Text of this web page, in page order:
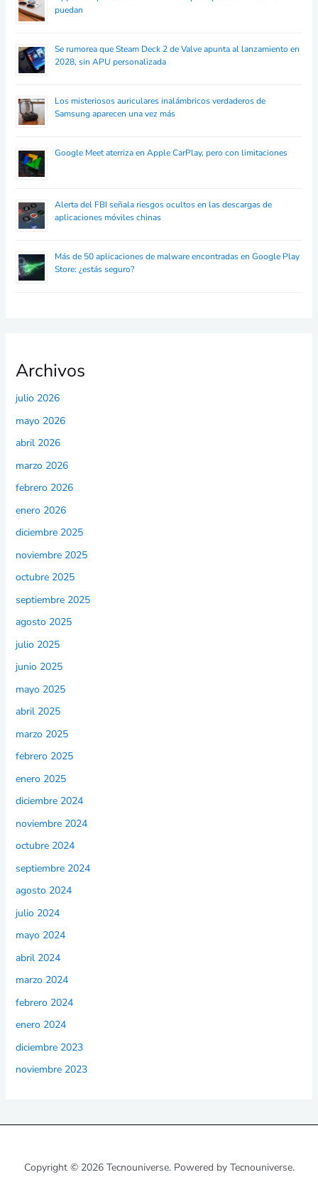
puedan
Se rumorea que Steam Deck 2 de Valve apunta al lanzamiento en
2028, sin APU personalizada
Los misteriosos auriculares inalámbricos verdaderos de
Samsung aparecen una vez más
Google Meet aterriza en Apple CarPlay, pero con limitaciones
Alerta del FBI señala riesgos ocultos en las descargas de
aplicaciones móviles chinas
Más de 50 aplicaciones de malware encontradas en Google Play
Store: ¿estás seguro?
Archivos
julio 2026
mayo 2026
abril 2026
marzo 2026
febrero 2026
enero 2026
diciembre 2025
noviembre 2025
octubre 2025
septiembre 2025
agosto 2025
julio 2025
junio 2025
mayo 2025
abril 2025
marzo 2025
febrero 2025
enero 2025
diciembre 2024
noviembre 2024
octubre 2024
septiembre 2024
agosto 2024
julio 2024
mayo 2024
abril 2024
marzo 2024
febrero 2024
enero 2024
diciembre 2023
noviembre 2023
Copyright © 2026 Tecnouniverse. Powered by Tecnouniverse.